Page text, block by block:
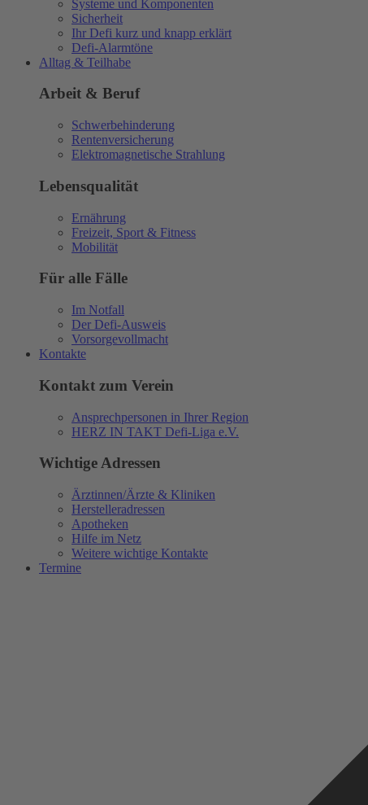
Systeme und Komponenten
Sicherheit
Ihr Defi kurz und knapp erklärt
Defi-Alarmtöne
Alltag & Teilhabe
Arbeit & Beruf
Schwerbehinderung
Rentenversicherung
Elektromagnetische Strahlung
Lebensqualität
Ernährung
Freizeit, Sport & Fitness
Mobilität
Für alle Fälle
Im Notfall
Der Defi-Ausweis
Vorsorgevollmacht
Kontakte
Kontakt zum Verein
Ansprechpersonen in Ihrer Region
HERZ IN TAKT Defi-Liga e.V.
Wichtige Adressen
Ärztinnen/Ärzte & Kliniken
Herstelleradressen
Apotheken
Hilfe im Netz
Weitere wichtige Kontakte
Termine